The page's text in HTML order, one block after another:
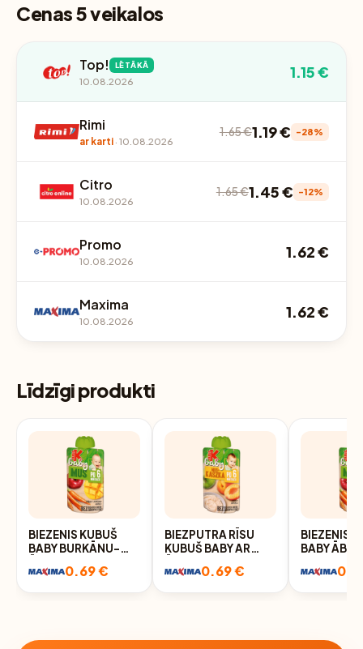
Cenas 5 veikalos
Top! LĒTĀKĀ
10.08.2026
1.15 €
Rimi
ar karti· 10.08.2026
1.65 €1.19 € -28%
Citro
10.08.2026
1.65 €1.45 € -12%
Promo
10.08.2026
1.62 €
Maxima
10.08.2026
1.62 €
Līdzīgi produkti
BIEZENIS KUBUŠ
BABY BURKĀNU-
6 MĒN. 100GR
0.69 €
BIEZPUTRA RĪSU
KUBUŠ BABY AR
APRIKOŽU BIEZENI
0.69 €
BIEZENIS
BABY
NO 6 MĒN.